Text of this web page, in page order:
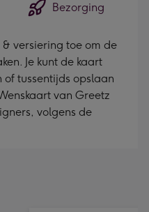
Bezorging
versiering toe om de
Je kunt de kaart
tussentijds opslaan
van Greetz
volgens de